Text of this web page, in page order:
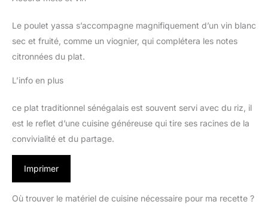
Le poulet yassa s’accompagne magnifiquement d’un vin blanc
sec et fruité, comme un viognier, qui complétera les notes
citronnées du plat.
L’info en plus
ce plat traditionnel sénégalais est souvent servi avec du riz, il
est le reflet d’une cuisine généreuse qui tire ses racines de la
convivialité et du partage.
Imprimer
Où trouver le matériel de cuisine nécessaire pour ma recette ?